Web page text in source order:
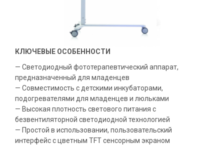
КЛЮЧЕВЫЕ ОСОБЕННОСТИ
— Светодиодный фототерапевтический аппарат,
предназначенный для младенцев
— Совместимость с детскими инкубаторами,
подогревателями для младенцев и люльками
— Высокая плотность светового питания с
безвентиляторной светодиодной технологией
— Простой в использовании, пользовательский
интерфейс с цветным TFT сенсорным экраном